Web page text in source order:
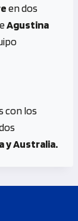
en dos
Agustina
con los
y Australia.